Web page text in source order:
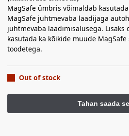
MagSafe ümbris võimaldab
MagSafe juhtmevaba laadijaga
juhtmevaba laadimisalusega. Lisaks
kasutada ka kõikide muude
toodetega.
Out of stock